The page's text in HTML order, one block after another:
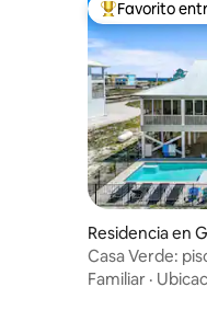
De los
Favorito
Residencia en
Casa Verde:
de MOTOS
Familiar ·